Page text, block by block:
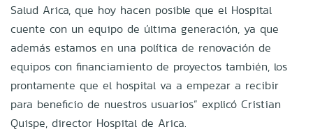
Salud Arica, que hoy hacen posible que el Hospital
cuente con un equipo de última generación, ya que
además estamos en una política de renovación de
equipos con financiamiento de proyectos también, los
prontamente que el hospital va a empezar a recibir
para beneficio de nuestros usuarios” explicó Cristian
Quispe, director Hospital de Arica.